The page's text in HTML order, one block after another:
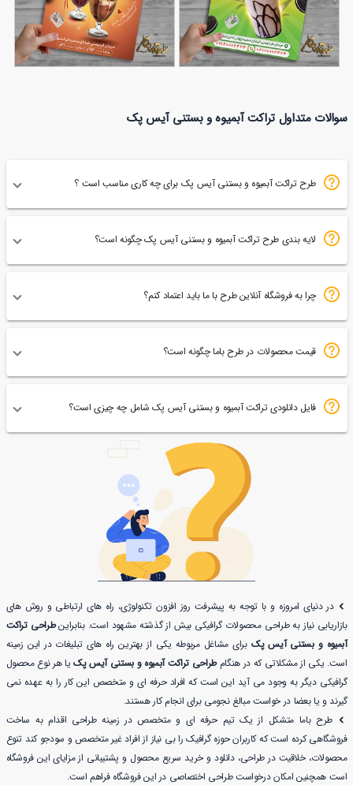
تهران
63
دورنادو
70
سوالات متداول تراکت آبمیوه و بستنی آیس پک
طرح تراکت آبمیوه و بستنی آیس پک برای چه کاری مناسب است ؟
لایه بندی طرح تراکت آبمیوه و بستنی آیس پک چگونه است؟
چرا به فروشگاه آنلاین طرح با ما باید اعتماد کنم؟
قیمت محصولات در طرح باما چگونه است؟
فایل دانلودی تراکت آبمیوه و بستنی آیس پک شامل چه چیزی است؟
در دنیای امروزه و با توجه به پیشرفت روز افزون تکنولوژی، راه های ارتباطی و روش های
بازاریابی نیاز به طراحی محصولات گرافیکی بیش از گذشته مشهود است. بنابراینطراحی تراکت
آبمیوه و بستنی آیس پک برای مشاغل مربوطه یکی از بهترین راه های تبلیغات در این زمینه
است. یکی از مشکلاتی که در هنگامطراحی تراکت آبمیوه و بستنی آیس پک یا هر نوع محصول
گرافیکی دیگر به وجود می آید این است که افراد حرفه ای و متخصص این کار را به عهده نمی
گیرند و یا بعضا در خواست مبالغ نجومی برای انجام کار هستند.
طرح باما متشکل از یک تیم حرفه ای و متخصص در زمینه طراحی اقدام به ساخت
فروشگاهی کرده است که کاربران حوزه گرافیک را بی نیاز از افراد غیر متخصص و سودجو کند تنوع
محصولات، خلاقیت در طراحی، دانلود و خرید سریع محصول و پشتیبانی از مزایای این فروشگاه
است همچنین امکان درخواست طراحی اختصاصی در این فروشگاه فراهم است.